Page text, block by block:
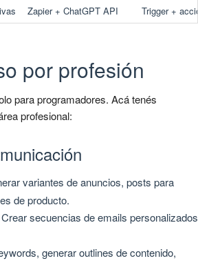
Zapier + ChatGPT API Trigger +
por profesión
para programadores. Acá tenés
profesional:
variantes de anuncios, posts para
de producto.
Crear secuencias de emails personalizados
generar outlines de contenido,